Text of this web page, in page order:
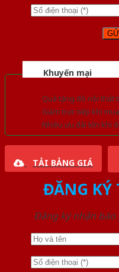
Khuyến mại
Quà tặng đồ nội thất
Giảm trực tiếp khi
Nhiều ưu đãi lớn khi
TẢI BẢNG GIÁ
ĐĂNG KÝ
Đăng ký nhận